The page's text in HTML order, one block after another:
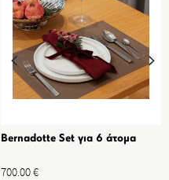
Bernadotte Set για 6 άτομα
700.00€